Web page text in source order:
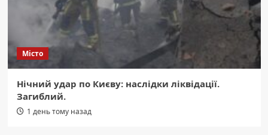
Місто
Нічний удар по Києву: наслідки ліквідації.
Загиблий.
1 день тому назад